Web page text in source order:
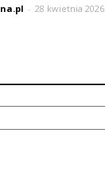
- 28 kwietnia 2026